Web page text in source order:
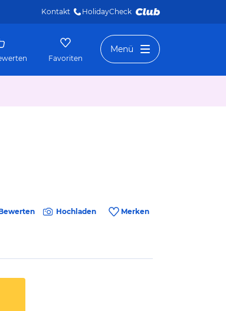
Kontakt HolidayCheck
Favoriten
Menü
Hochladen Merken